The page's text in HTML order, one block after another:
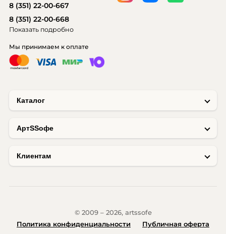
Каталог
AртSSофе
Клиентам
Мы принимаем к оплате
8 (351) 22-00-667
8 (351) 22-00-668
Показать подробно
© 2009 – 2026, artssofe
Политика конфиденциальности
Публичная оферта